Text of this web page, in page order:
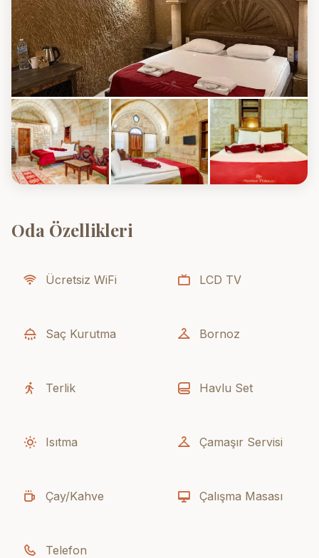
Oda Özellikleri
Ücretsiz WiFi LCD TV
Saç Kurutma Bornoz
Terlik Havlu Set
Isıtma Çamaşır Servisi
Çay/Kahve Çalışma Masası
Telefon